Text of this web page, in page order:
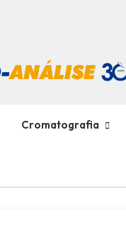
Cromatografia